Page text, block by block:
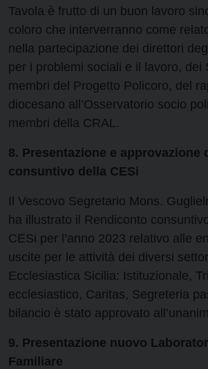
Tavola è frutto di un buon lavoro
coloro che interverranno come
nella partecipazione dei direttori
per i problemi sociali e il lavoro, dei
membri del Progetto Policoro, del
diocesano all’Osservatorio socio
membri della CRAL.
8. Presentazione e approvazione
consuntivo della CESi
Il Vescovo Segretario Mons.
ha illustrato il Rendiconto
CESi per l’anno 2023 relativo alle
uscite per le attività dei diversi
Ecclesiastica Sicilia: Istituzionale,
ecclesiastico, Caritas, Segreteria
bilancio è stato approvato
9. Presentazione nuovo
Familiare